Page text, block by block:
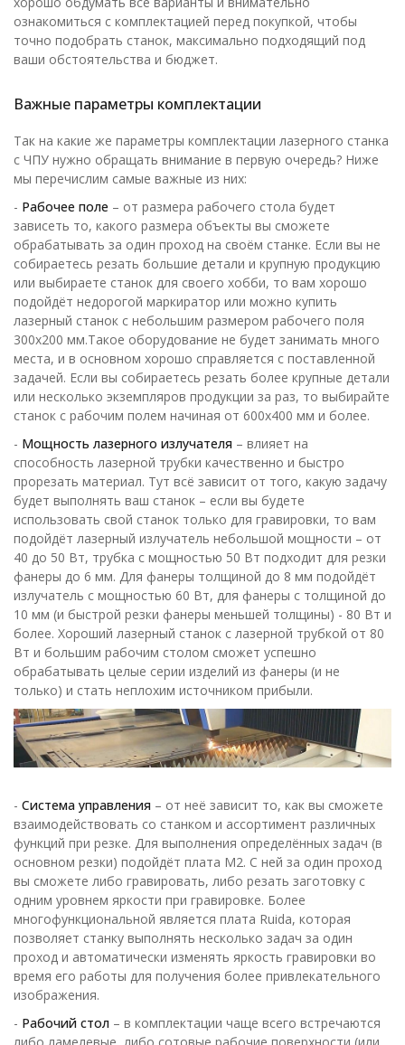
ознакомиться с комплектацией перед покупкой, чтобы
точно подобрать станок, максимально подходящий под
ваши обстоятельства и бюджет.
Важные параметры комплектации
Так на какие же параметры комплектации лазерного станка
с ЧПУ нужно обращать внимание в первую очередь? Ниже
мы перечислим самые важные из них:
- Рабочее поле – от размера рабочего стола будет
зависеть то, какого размера объекты вы сможете
обрабатывать за один проход на своём станке. Если вы не
собираетесь резать большие детали и крупную продукцию
или выбираете станок для своего хобби, то вам хорошо
подойдёт недорогой маркиратор или можно купить
лазерный станок с небольшим размером рабочего поля
300x200 мм.Такое оборудование не будет занимать много
места, и в основном хорошо справляется с поставленной
задачей. Если вы собираетесь резать более крупные детали
или несколько экземпляров продукции за раз, то выбирайте
станок с рабочим полем начиная от 600x400 мм и более.
- Мощность лазерного излучателя – влияет на
способность лазерной трубки качественно и быстро
прорезать материал. Тут всё зависит от того, какую задачу
будет выполнять ваш станок – если вы будете
использовать свой станок только для гравировки, то вам
подойдёт лазерный излучатель небольшой мощности – от
40 до 50 Вт, трубка с мощностью 50 Вт подходит для резки
фанеры до 6 мм. Для фанеры толщиной до 8 мм подойдёт
излучатель с мощностью 60 Вт, для фанеры с толщиной до
10 мм (и быстрой резки фанеры меньшей толщины) - 80 Вт и
более. Хороший лазерный станок с лазерной трубкой от 80
Вт и большим рабочим столом сможет успешно
обрабатывать целые серии изделий из фанеры (и не
только) и стать неплохим источником прибыли.
- Система управления – от неё зависит то, как вы сможете
взаимодействовать со станком и ассортимент различных
функций при резке. Для выполнения определённых задач (в
основном резки) подойдёт плата М2. С ней за один проход
вы сможете либо гравировать, либо резать заготовку с
одним уровнем яркости при гравировке. Более
многофункциональной является плата Ruida, которая
позволяет станку выполнять несколько задач за один
проход и автоматически изменять яркость гравировки во
время его работы для получения более привлекательного
изображения.
- Рабочий стол – в комплектации чаще всего встречаются